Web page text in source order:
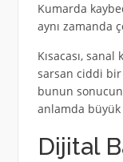
Kumarda
aynı zamanda
Kısacası,
sarsan ciddi bir
bunun
anlamda
Dijital